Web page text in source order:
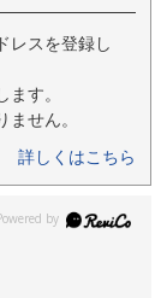
レスを登録し
す。
せん。
詳しくはこちら